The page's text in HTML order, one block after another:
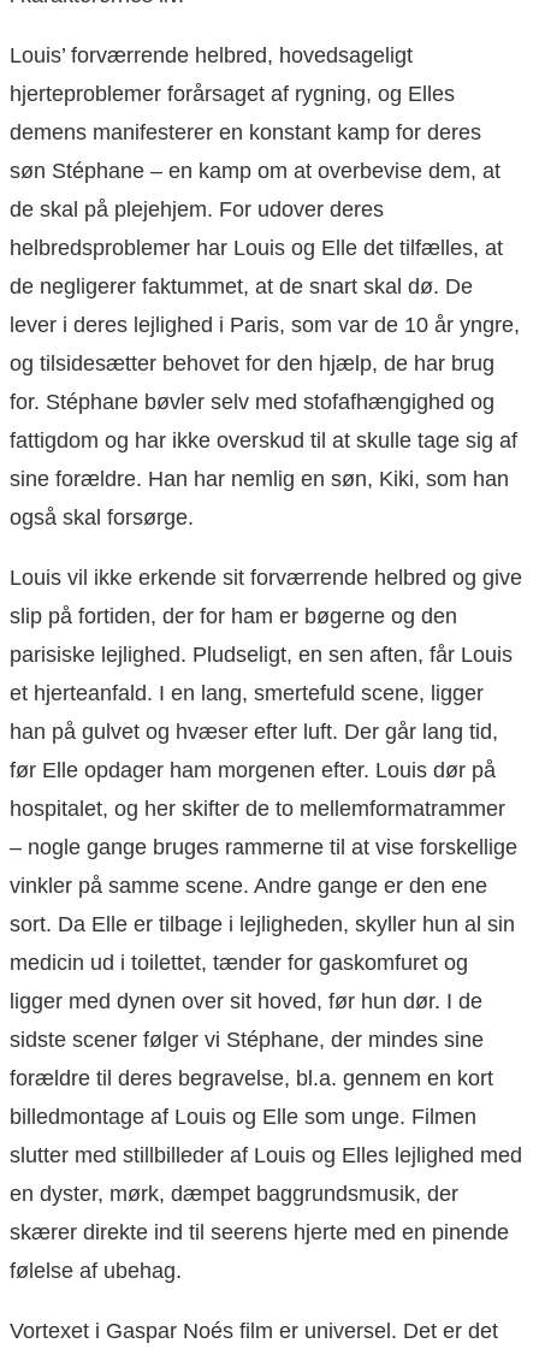
Louis’ forværrende helbred, hovedsageligt
hjerteproblemer forårsaget af rygning, og Elles
demens manifesterer en konstant kamp for deres
søn Stéphane – en kamp om at overbevise dem, at
de skal på plejehjem. For udover deres
helbredsproblemer har Louis og Elle det tilfælles, at
de negligerer faktummet, at de snart skal dø. De
lever i deres lejlighed i Paris, som var de 10 år yngre,
og tilsidesætter behovet for den hjælp, de har brug
for. Stéphane bøvler selv med stofafhængighed og
fattigdom og har ikke overskud til at skulle tage sig af
sine forældre. Han har nemlig en søn, Kiki, som han
også skal forsørge.
Louis vil ikke erkende sit forværrende helbred og give
slip på fortiden, der for ham er bøgerne og den
parisiske lejlighed. Pludseligt, en sen aften, får Louis
et hjerteanfald. I en lang, smertefuld scene, ligger
han på gulvet og hvæser efter luft. Der går lang tid,
før Elle opdager ham morgenen efter. Louis dør på
hospitalet, og her skifter de to mellemformatrammer
– nogle gange bruges rammerne til at vise forskellige
vinkler på samme scene. Andre gange er den ene
sort. Da Elle er tilbage i lejligheden, skyller hun al sin
medicin ud i toilettet, tænder for gaskomfuret og
ligger med dynen over sit hoved, før hun dør. I de
sidste scener følger vi Stéphane, der mindes sine
forældre til deres begravelse, bl.a. gennem en kort
billedmontage af Louis og Elle som unge. Filmen
slutter med stillbilleder af Louis og Elles lejlighed med
en dyster, mørk, dæmpet baggrundsmusik, der
skærer direkte ind til seerens hjerte med en pinende
følelse af ubehag.
Vortexet i Gaspar Noés film er universel. Det er det